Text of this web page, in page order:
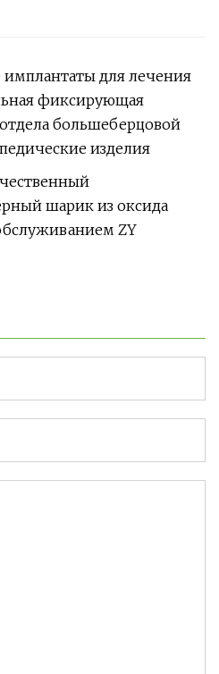
для лечения
фиксирующая
большеберцовой
изделия
шарик из оксида
ZY